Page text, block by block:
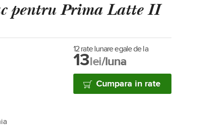
pentru Prima Latte II
12 rate lunare egale de la
13lei/luna
Cumpara in rate